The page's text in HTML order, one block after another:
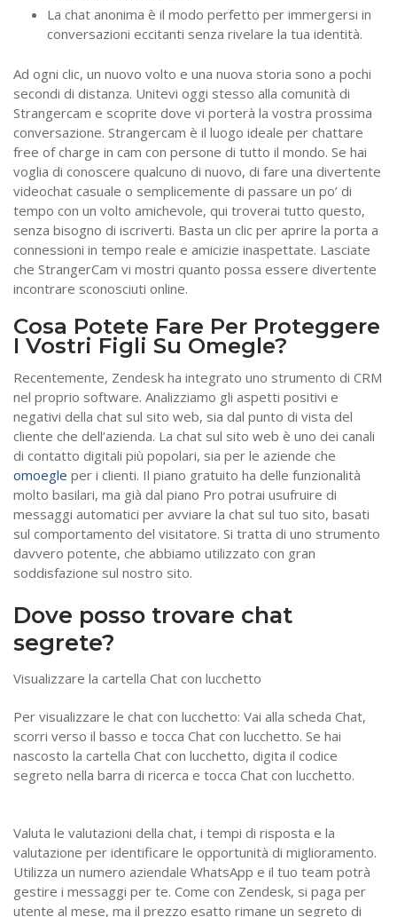
La chat anonima è il modo perfetto per immergersi in
conversazioni eccitanti senza rivelare la tua identità.
Ad ogni clic, un nuovo volto e una nuova storia sono a pochi
secondi di distanza. Unitevi oggi stesso alla comunità di
Strangercam e scoprite dove vi porterà la vostra prossima
conversazione. Strangercam è il luogo ideale per chattare
free of charge in cam con persone di tutto il mondo. Se hai
voglia di conoscere qualcuno di nuovo, di fare una divertente
videochat casuale o semplicemente di passare un po’ di
tempo con un volto amichevole, qui troverai tutto questo,
senza bisogno di iscriverti. Basta un clic per aprire la porta a
connessioni in tempo reale e amicizie inaspettate. Lasciate
che StrangerCam vi mostri quanto possa essere divertente
incontrare sconosciuti online.
Cosa Potete Fare Per Proteggere
I Vostri Figli Su Omegle?
Recentemente, Zendesk ha integrato uno strumento di CRM
nel proprio software. Analizziamo gli aspetti positivi e
negativi della chat sul sito web, sia dal punto di vista del
cliente che dell’azienda. La chat sul sito web è uno dei canali
di contatto digitali più popolari, sia per le aziende che
omoegle per i clienti. Il piano gratuito ha delle funzionalità
molto basilari, ma già dal piano Pro potrai usufruire di
messaggi automatici per avviare la chat sul tuo sito, basati
sul comportamento del visitatore. Si tratta di uno strumento
davvero potente, che abbiamo utilizzato con gran
soddisfazione sul nostro sito.
Dove posso trovare chat
segrete?
Visualizzare la cartella Chat con lucchetto
Per visualizzare le chat con lucchetto: Vai alla scheda Chat,
scorri verso il basso e tocca Chat con lucchetto. Se hai
nascosto la cartella Chat con lucchetto, digita il codice
segreto nella barra di ricerca e tocca Chat con lucchetto.
Valuta le valutazioni della chat, i tempi di risposta e la
valutazione per identificare le opportunità di miglioramento.
Utilizza un numero aziendale WhatsApp e il tuo team potrà
gestire i messaggi per te. Come con Zendesk, si paga per
utente al mese, ma il prezzo esatto rimane un segreto di